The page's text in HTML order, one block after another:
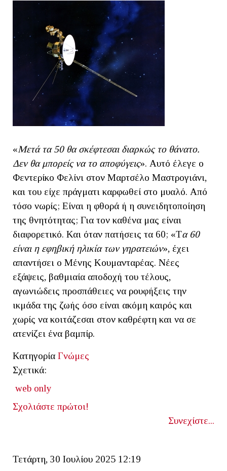
«Μετά τα 50 θα σκέφτεσαι διαρκώς το θάνατο.
Δεν θα μπορείς να το αποφύγεις». Αυτό έλεγε ο
Φεντερίκο Φελίνι στον Μαρτσέλο Μαστρογιάνι,
και του είχε πράγματι καρφωθεί στο μυαλό. Από
τόσο νωρίς; Είναι η φθορά ή η συνειδητοποίηση
της θνητότητας; Για τον καθένα μας είναι
διαφορετικό. Και όταν πατήσεις τα 60; «Τα 60
είναι η εφηβική ηλικία των γηρατειών», έχει
απαντήσει ο Μένης Κουμανταρέας. Νέες
εξάψεις, βαθμιαία αποδοχή του τέλους,
αγωνιώδεις προσπάθειες να ρουφήξεις την
ικμάδα της ζωής όσο είναι ακόμη καιρός και
χωρίς να κοιτάζεσαι στον καθρέφτη και να σε
ατενίζει ένα βαμπίρ.
Κατηγορία Γνώμες
Σχετικά:
web only
Σχολιάστε πρώτοι!
Συνεχίστε...
Τετάρτη, 30 Ιουλίου 2025 12:19